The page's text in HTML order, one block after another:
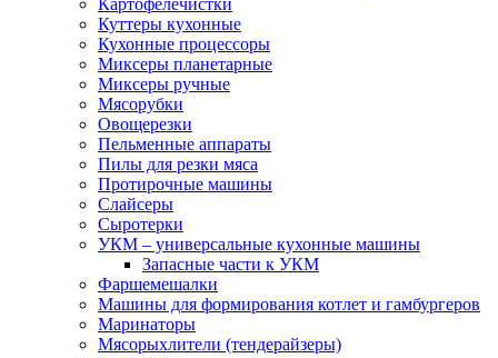
Картофелечистки
Куттеры кухонные
Кухонные процессоры
Миксеры планетарные
Миксеры ручные
Мясорубки
Овощерезки
Пельменные аппараты
Пилы для резки мяса
Протирочные машины
Слайсеры
Сыротерки
УКМ – универсальные кухонные машины
Запасные части к УКМ
Фаршемешалки
Машины для формирования котлет и гамбургеров
Маринаторы
Мясорыхлители (тендерайзеры)